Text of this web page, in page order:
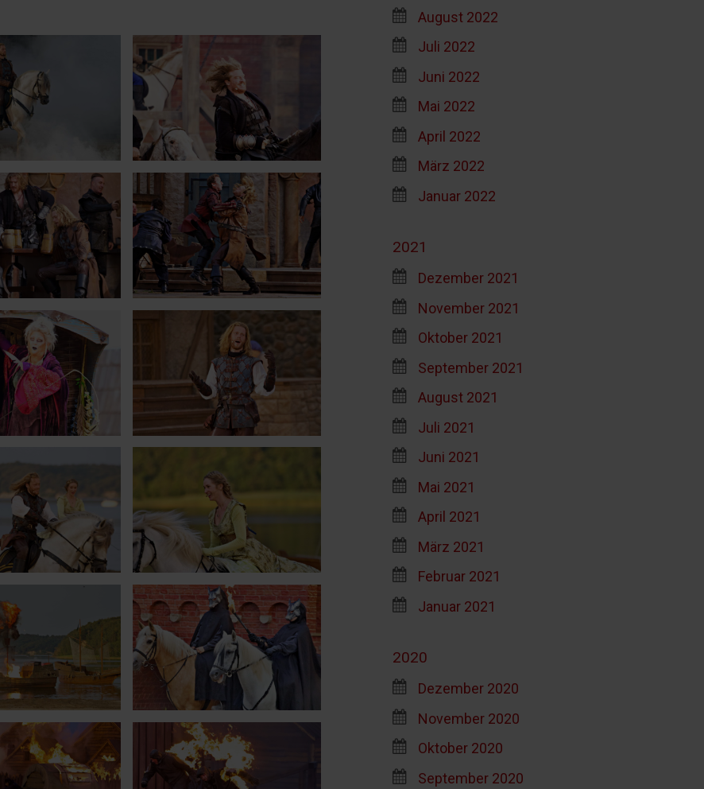
August 2022
Juli 2022
Juni 2022
Mai 2022
April 2022
März 2022
Januar 2022
2021
Dezember 2021
November 2021
Oktober 2021
September 2021
August 2021
Juli 2021
Juni 2021
Mai 2021
April 2021
März 2021
Februar 2021
Januar 2021
2020
Dezember 2020
November 2020
Oktober 2020
September 2020